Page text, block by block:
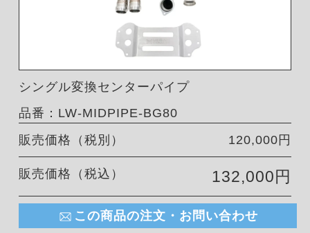
シングル変換センターパイプ
品番：LW-MIDPIPE-BG80
販売価格（税別）
120,000円
販売価格（税込） 132,000円
この商品の注文・お問い合わせ